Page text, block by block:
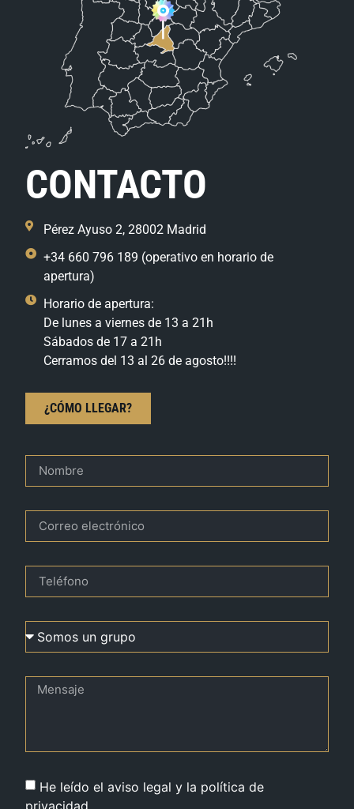
CONTACTO
Pérez Ayuso 2, 28002 Madrid
+34 660 796 189 (operativo en horario de
apertura)
Horario de apertura:
De lunes a viernes de 13 a 21h
Sábados de 17 a 21h
Cerramos del 13 al 26 de agosto!!!!
¿CÓMO LLEGAR?
He leído el aviso legal y la política de
privacidad